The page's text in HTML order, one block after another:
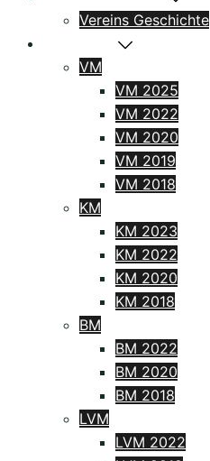
Vereins Geschichte
VM
VM 2025
VM 2022
VM 2020
VM 2019
VM 2018
KM
KM 2023
KM 2022
KM 2020
KM 2018
BM
BM 2022
BM 2020
BM 2018
LVM
LVM 2022